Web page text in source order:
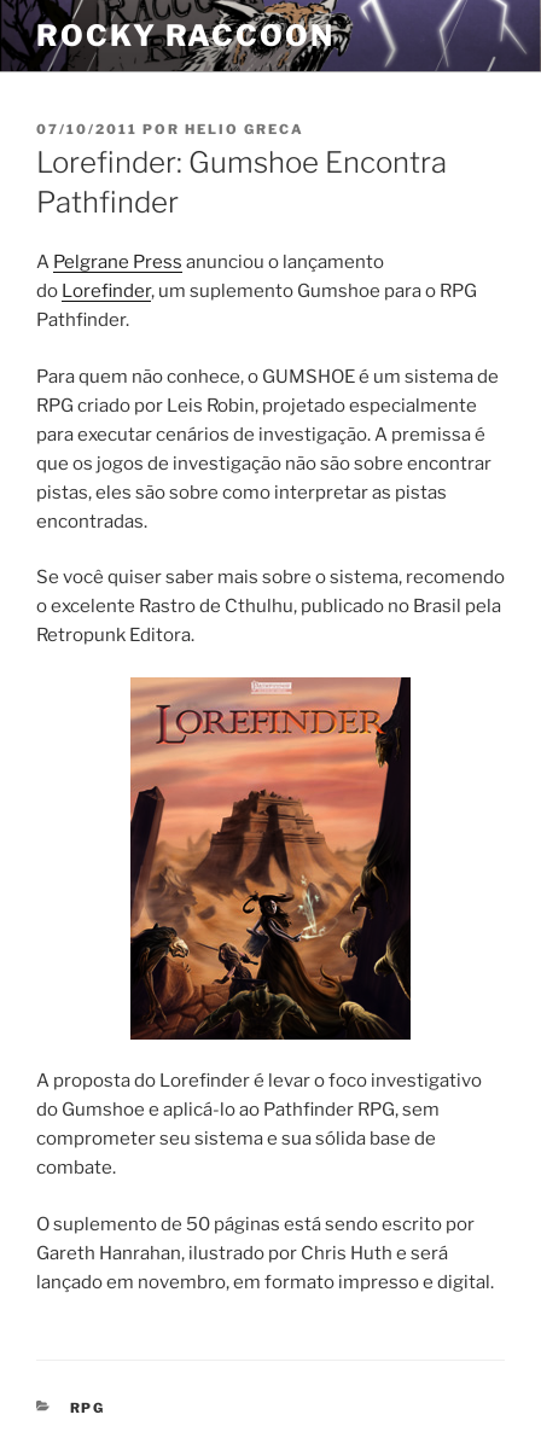
Pular
para
o
ROCKY RACCOON
PUBLICADO
EM
07/10/2011 POR HELIO GRECA
Lorefinder: Gumshoe Encontra
Pathfinder
A Pelgrane Press anunciou o lançamento
do Lorefinder, um suplemento Gumshoe para o RPG
Pathfinder.
Para quem não conhece, o GUMSHOE é um sistema de
RPG criado por Leis Robin, projetado especialmente
para executar cenários de investigação. A premissa é
que os jogos de investigação não são sobre encontrar
pistas, eles são sobre como interpretar as pistas
encontradas.
Se você quiser saber mais sobre o sistema, recomendo
o excelente Rastro de Cthulhu, publicado no Brasil pela
Retropunk Editora.
A proposta do Lorefinder é levar o foco investigativo
do Gumshoe e aplicá-lo ao Pathfinder RPG, sem
comprometer seu sistema e sua sólida base de
combate.
O suplemento de 50 páginas está sendo escrito por
Gareth Hanrahan, ilustrado por Chris Huth e será
lançado em novembro, em formato impresso e digital.
CATEGORIAS
RPG